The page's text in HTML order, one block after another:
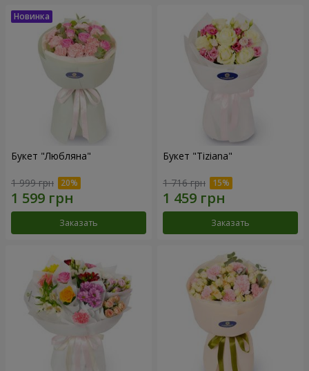
Букет "Любляна"
1 999 грн
Заказать
Букет "Tiziana"
1 716 грн
Заказать